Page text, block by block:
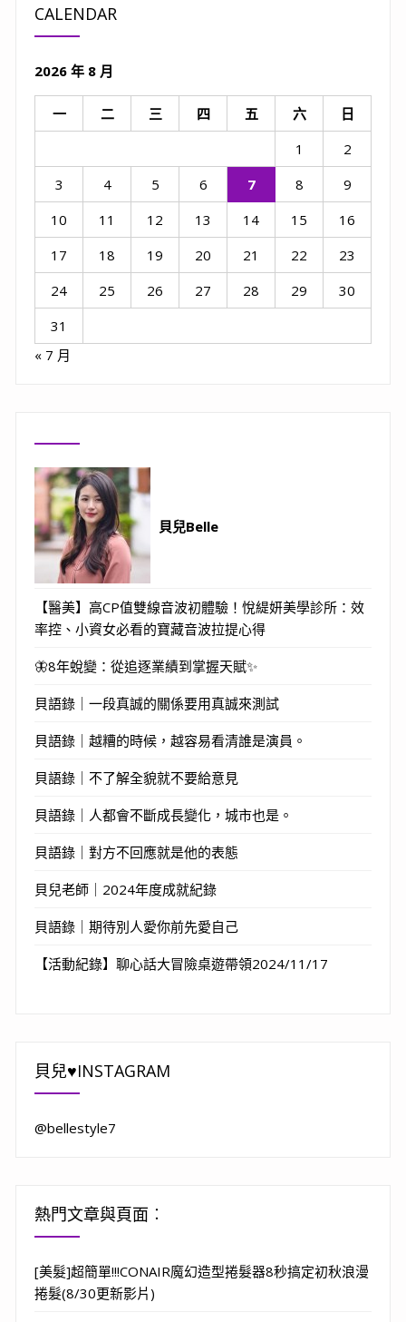
CALENDAR
2026 年 8 月
一 二 三 四 五 六
日
1
2
3
4 5 6 7 8
9
10
11 12 13 14 15
16
17
18 19 20 21 22
23
24
25 26 27 28 29
30
31
« 7 月
貝兒Belle
【醫美】高CP值雙線音波初體驗！悅緹妍美學診所：效
率控、小資女必看的寶藏音波拉提心得
🦋8年蛻變：從追逐業績到掌握天賦✨
貝語錄｜一段真誠的關係要用真誠來測試
貝語錄｜越糟的時候，越容易看清誰是演員。
貝語錄｜不了解全貌就不要給意見
貝語錄｜人都會不斷成長變化，城市也是。
貝語錄｜對方不回應就是他的表態
貝兒老師｜2024年度成就紀錄
貝語錄｜期待別人愛你前先愛自己
【活動紀錄】聊心話大冒險桌遊帶領2024/11/17
貝兒♥INSTAGRAM
@bellestyle7
熱門文章與頁面︰
[美髮]超簡單!!!CONAIR魔幻造型捲髮器8秒搞定初秋浪漫
捲髮(8/30更新影片)